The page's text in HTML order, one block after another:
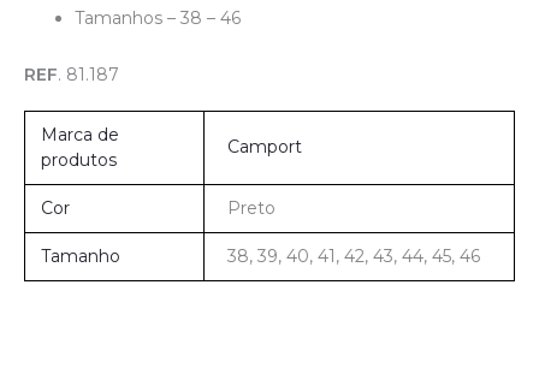
Tamanhos – 38 – 46
REF. 81.187
Marca de
produtos
Camport
Cor Preto
Tamanho 38, 39, 40, 41, 42, 43, 44, 45, 46